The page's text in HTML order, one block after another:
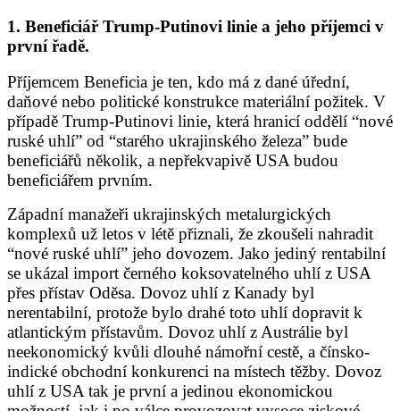
1. Beneficiář Trump-Putinovi linie a jeho příjemci v
první řadě.
Příjemcem Beneficia je ten, kdo má z dané úřední,
daňové nebo politické konstrukce materiální požitek. V
případě Trump-Putinovi linie, která hranicí oddělí “nové
ruské uhlí” od “starého ukrajinského železa” bude
beneficiářů několik, a nepřekvapivě USA budou
beneficiářem prvním.
Západní manažeři ukrajinských metalurgických
komplexů už letos v létě přiznali, že zkoušeli nahradit
“nové ruské uhlí” jeho dovozem. Jako jediný rentabilní
se ukázal import černého koksovatelného uhlí z USA
přes přístav Oděsa. Dovoz uhlí z Kanady byl
nerentabilní, protože bylo drahé toto uhlí dopravit k
atlantickým přístavům. Dovoz uhlí z Austrálie byl
neekonomický kvůli dlouhé námořní cestě, a čínsko-
indické obchodní konkurenci na místech těžby. Dovoz
uhlí z USA tak je první a jedinou ekonomickou